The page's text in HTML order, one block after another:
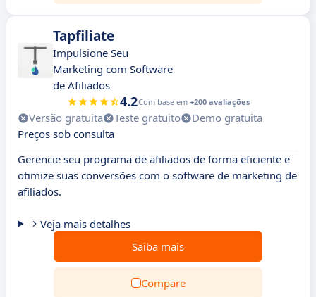
Tapfiliate
Impulsione Seu
Marketing com Software
de Afiliados
4.2Com base em +200 avaliações
Versão gratuita Teste gratuito
Demo gratuita
Preços sob consulta
Gerencie seu programa de afiliados de forma eficiente e
otimize suas conversões com o software de marketing de
afiliados.
Veja mais detalhes
Saiba mais
Compare